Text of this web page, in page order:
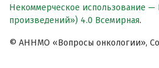
Некоммерческое использование —
произведений») 4.0 Всемирная.
© АННМО «Вопросы онкологии»,